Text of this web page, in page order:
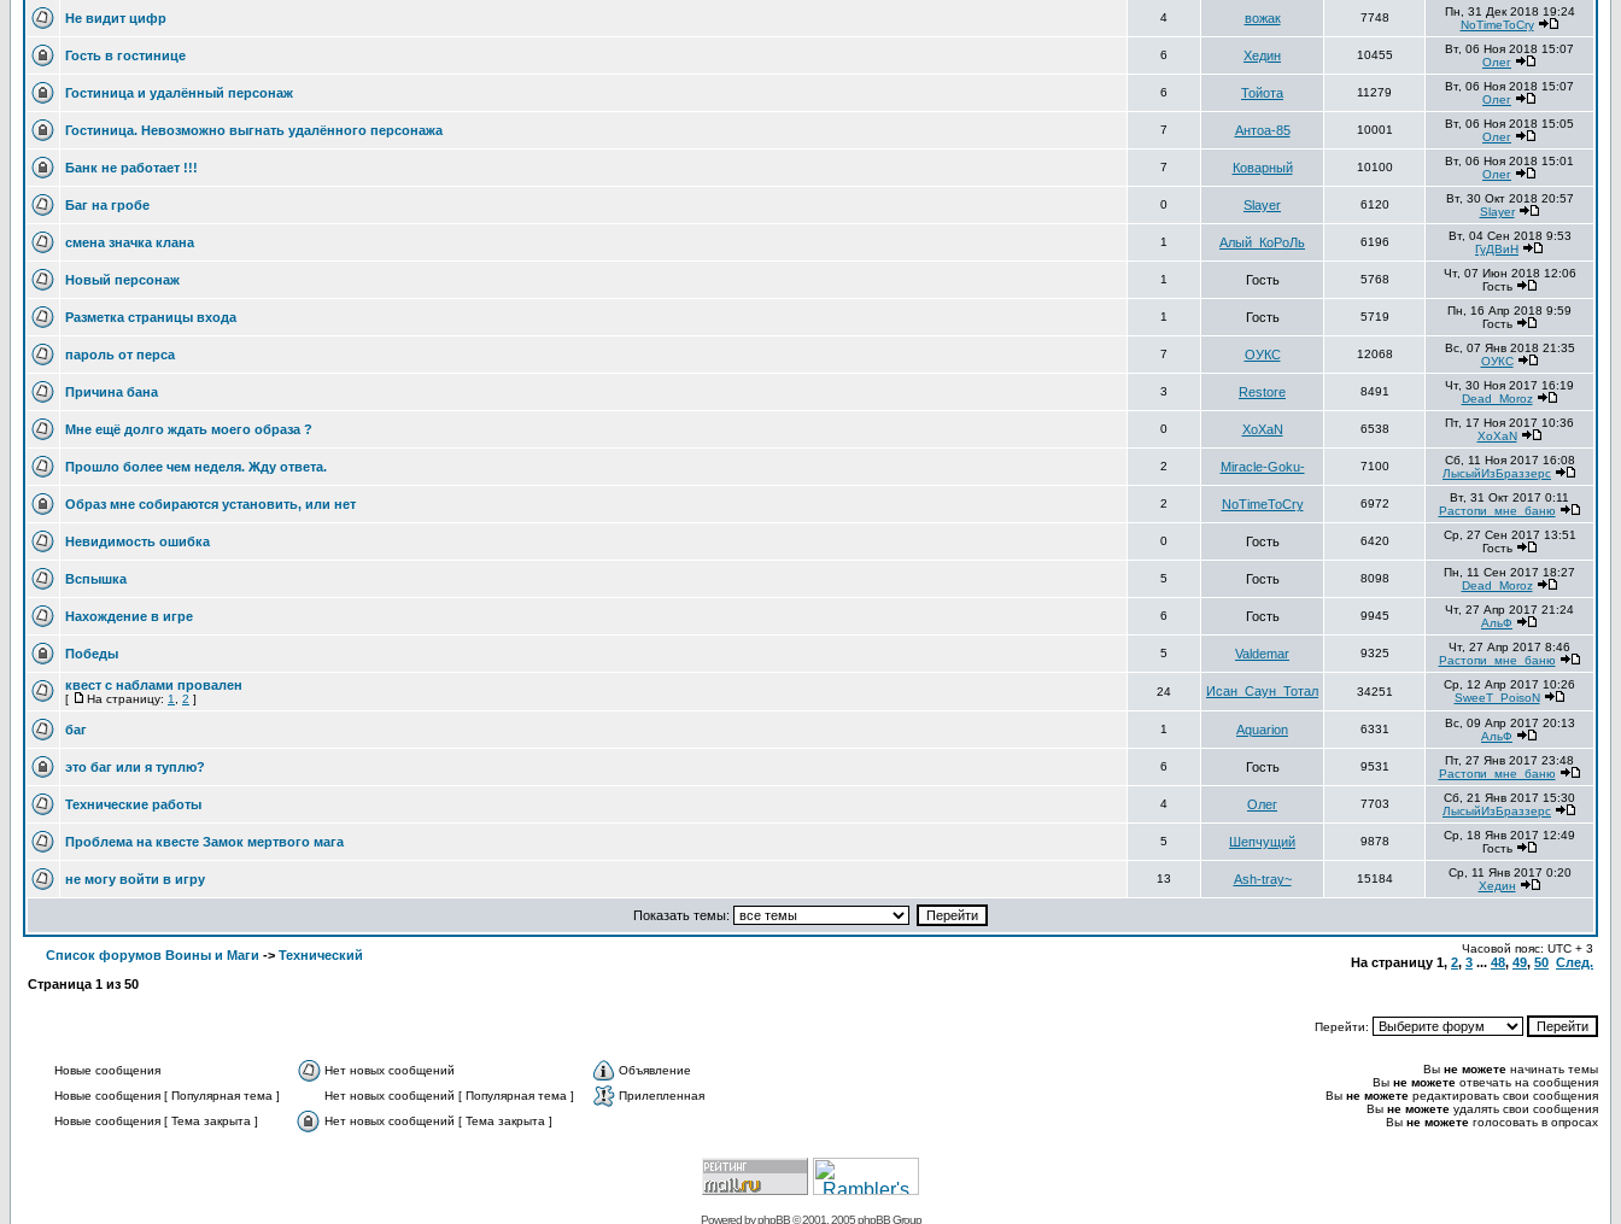
Не видит цифр 4 вожак 7748
Пн, 31 Дек 2018 19:24
NoTimeToCry
Гость в гостинице 6 Хедин 10455
Вт, 06 Ноя 2018 15:07
Олег
Гостиница и удалённый персонаж 6 Тойота 11279
Вт, 06 Ноя 2018 15:07
Олег
Гостиница. Невозможно выгнать удалённого персонажа 7 Антоа-85 10001
Вт, 06 Ноя 2018 15:05
Олег
Банк не работает !!! 7 Коварный 10100
Вт, 06 Ноя 2018 15:01
Олег
Баг на гробе 0 Slayer 6120
Вт, 30 Окт 2018 20:57
Slayer
смена значка клана 1 Алый_КоРоЛь 6196
Вт, 04 Сен 2018 9:53
ГуДВиН
Новый персонаж 1 Гость 5768
Чт, 07 Июн 2018 12:06
Гость
Разметка страницы входа 1 Гость 5719
Пн, 16 Апр 2018 9:59
Гость
пароль от перса 7 ОУКС 12068
Вс, 07 Янв 2018 21:35
ОУКС
Причина бана 3 Restore 8491
Чт, 30 Ноя 2017 16:19
Dead_Moroz
Мне ещё долго ждать моего образа ? 0 XoXaN 6538
Пт, 17 Ноя 2017 10:36
XoXaN
Прошло более чем неделя. Жду ответа. 2 Miracle-Goku- 7100
Сб, 11 Ноя 2017 16:08
ЛысыйИзБраззерс
Образ мне собираются установить, или нет 2 NoTimeToCry 6972
Вт, 31 Окт 2017 0:11
Растопи_мне_баню
Невидимость ошибка 0 Гость 6420
Ср, 27 Сен 2017 13:51
Гость
Вспышка 5 Гость 8098
Пн, 11 Сен 2017 18:27
Dead_Moroz
Нахождение в игре 6 Гость 9945
Чт, 27 Апр 2017 21:24
АльФ
Победы 5 Valdemar 9325
Чт, 27 Апр 2017 8:46
Растопи_мне_баню
квест с наблами провален
[ На страницу: 1 2 ]
24 Исан_Саун_Тотал 34251
Ср, 12 Апр 2017 10:26
SweeT_PoisoN
баг 1 Aquarion 6331
Вс, 09 Апр 2017 20:13
АльФ
это баг или я туплю? 6 Гость 9531
Пт, 27 Янв 2017 23:48
Растопи_мне_баню
Технические работы 4 Олег 7703
Сб, 21 Янв 2017 15:30
ЛысыйИзБраззерс
Проблема на квесте Замок мертвого мага 5 Шепчущий 9878
Ср, 18 Янв 2017 12:49
Гость
не могу войти в игру 13 Ash-tray~ 15184
Ср, 11 Янв 2017 0:20
Хедин
Показать темы:
Список форумов Воины и Маги -> Технический Часовой пояс: UTC + 3
На страницу 1, 2, 3 ... 48, 49, 50 След.
Страница 1 из 50
Перейти:
Новые сообщения Нет новых сообщений
Объявление
Новые сообщения [ Популярная тема ]
Нет новых сообщений [ Популярная тема ]
Прилепленная
Новые сообщения [ Тема закрыта ]
Нет новых сообщений [ Тема закрыта ]
Вы не можете начинать темы
Вы не можете отвечать на сообщения
Вы не можете редактировать свои сообщения
Вы не можете удалять свои сообщения
Вы не можете голосовать в опросах
Powered byphpBB© 2001, 2005 phpBB Group